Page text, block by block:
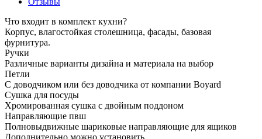
Что входит в комплект кухни?
Корпус, влагостойкая столешница, фасады, базовая
фурнитура.
Ручки
Различные варианты дизайна и материала на выбор
Петли
С доводчиком или без доводчика от компании Boyard
Сушка для посуды
Хромированная сушка с двойным поддоном
Направляющие пвш
Полновыдвижные шариковые направляющие для ящиков
Дополнительно можно установить